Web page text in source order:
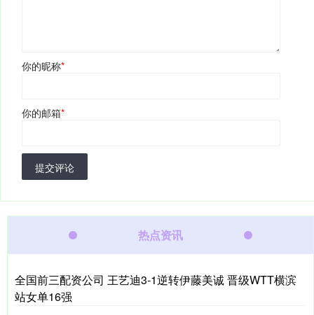
你的昵称*
你的邮箱*
提交评论
热点资讯
全国前三配资公司 王艺迪3‑1逆转伊藤美诚 晋级WTT横滨
站女单16强